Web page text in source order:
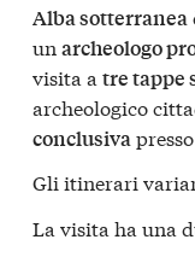
Alba sotterranea
un archeologo
visita a tre tappe
archeologico
conclusiva
Gli itinerari
La visita ha una